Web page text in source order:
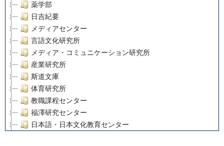
薬学部
日吉紀要
メディアセンター
言語文化研究所
メディア・コミュニケーション研究所
産業研究所
斯道文庫
体育研究所
教職課程センター
福澤研究センター
日本語・日本文化教育センター